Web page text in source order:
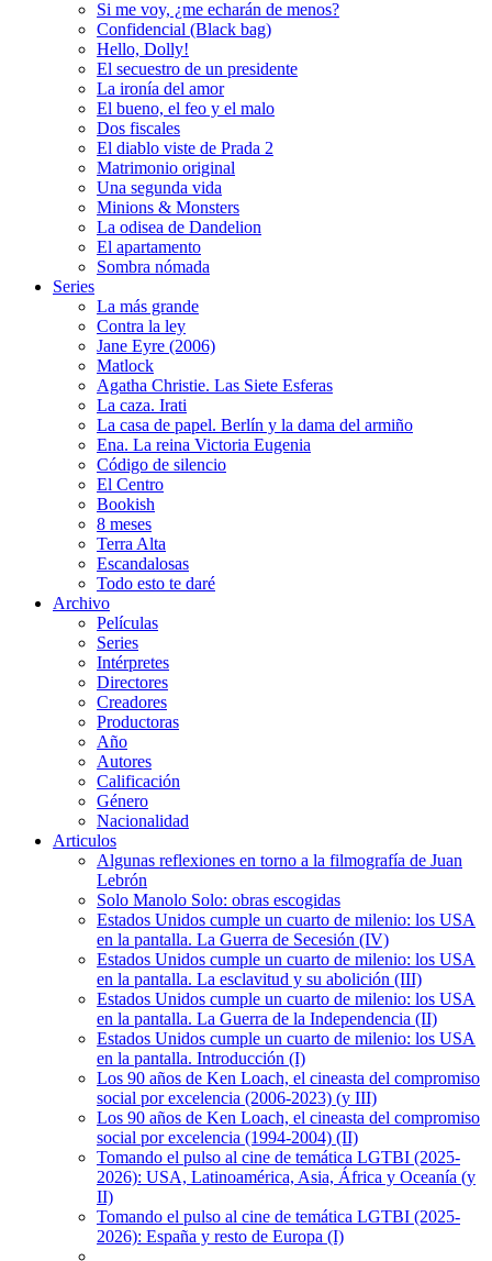
Si me voy, ¿me echarán de menos?
Confidencial (Black bag)
Hello, Dolly!
El secuestro de un presidente
La ironía del amor
El bueno, el feo y el malo
Dos fiscales
El diablo viste de Prada 2
Matrimonio original
Una segunda vida
Minions & Monsters
La odisea de Dandelion
El apartamento
Sombra nómada
Series
La más grande
Contra la ley
Jane Eyre (2006)
Matlock
Agatha Christie. Las Siete Esferas
La caza. Irati
La casa de papel. Berlín y la dama del armiño
Ena. La reina Victoria Eugenia
Código de silencio
El Centro
Bookish
8 meses
Terra Alta
Escandalosas
Todo esto te daré
Archivo
Películas
Series
Intérpretes
Directores
Creadores
Productoras
Año
Autores
Calificación
Género
Nacionalidad
Articulos
Algunas reflexiones en torno a la filmografía de Juan
Lebrón
Solo Manolo Solo: obras escogidas
Estados Unidos cumple un cuarto de milenio: los USA
en la pantalla. La Guerra de Secesión (IV)
Estados Unidos cumple un cuarto de milenio: los USA
en la pantalla. La esclavitud y su abolición (III)
Estados Unidos cumple un cuarto de milenio: los USA
en la pantalla. La Guerra de la Independencia (II)
Estados Unidos cumple un cuarto de milenio: los USA
en la pantalla. Introducción (I)
Los 90 años de Ken Loach, el cineasta del compromiso
social por excelencia (2006-2023) (y III)
Los 90 años de Ken Loach, el cineasta del compromiso
social por excelencia (1994-2004) (II)
Tomando el pulso al cine de temática LGTBI (2025-
2026): USA, Latinoamérica, Asia, África y Oceanía (y
II)
Tomando el pulso al cine de temática LGTBI (2025-
2026): España y resto de Europa (I)